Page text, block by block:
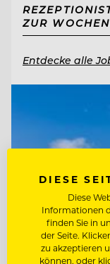
ZUR
Entdecke alle
DIESE
Diese
Informationen
finden Sie in
der Seite.
zu akzeptieren
können, oder